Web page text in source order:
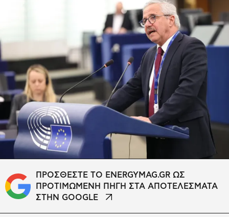
ΠΡΟΣΘΕΣΤΕ ΤΟ ENERGYMAG.GR ΩΣ
ΠΡΟΤΙΜΩΜΕΝΗ ΠΗΓΗ ΣΤΑ ΑΠΟΤΕΛΕΣΜΑΤΑ
ΣΤΗΝ GOOGLE